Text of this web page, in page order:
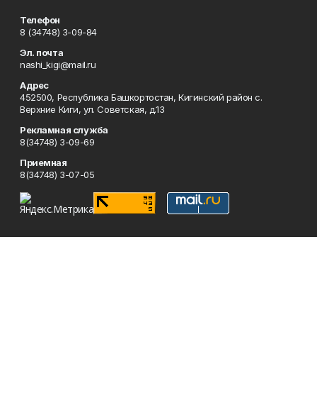
Телефон
8 (34748) 3-09-84
Эл. почта
nashi_kigi@mail.ru
Адрес
452500, Республика Башкортостан, Кигинский район с.
Верхние Киги, ул. Советская, д.13
Рекламная служба
8(34748) 3-09-69
Приемная
8(34748) 3-07-05